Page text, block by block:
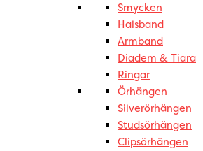
Smycken
Halsband
Armband
Diadem & Tiara
Ringar
Örhängen
Silverörhängen
Studsörhängen
Clipsörhängen